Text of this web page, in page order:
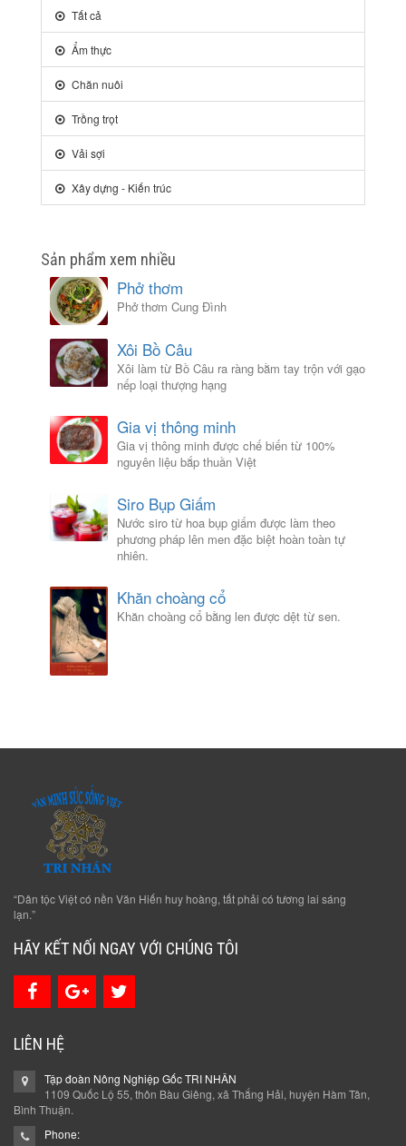
Tất cả
Ẩm thực
Chăn nuôi
Trồng trọt
Vải sợi
Xây dựng - Kiến trúc
Sản phẩm xem nhiều
Phở thơm
Phở thơm Cung Đình
Xôi Bồ Câu
Xôi làm từ Bồ Câu ra ràng bằm tay trộn với gạo
nếp loại thượng hạng
Gia vị thông minh
Gia vị thông minh được chế biến từ 100%
nguyên liệu bắp thuần Việt
Siro Bụp Giấm
Nước siro từ hoa bụp giấm được làm theo
phương pháp lên men đặc biệt hoàn toàn tự
nhiên.
Khăn choàng cổ
Khăn choàng cổ bằng len được dệt từ sen.
“Dân tộc Việt có nền Văn Hiến huy hoàng, tất phải có tương lai sáng
lạn.”
HÃY KẾT NỐI NGAY VỚI CHÚNG TÔI
LIÊN HỆ
Tập đoàn Nông Nghiệp Gốc TRI NHÂN
1109 Quốc Lộ 55, thôn Bàu Giêng, xã Thắng Hải, huyện Hàm Tân,
Bình Thuận.
Phone: